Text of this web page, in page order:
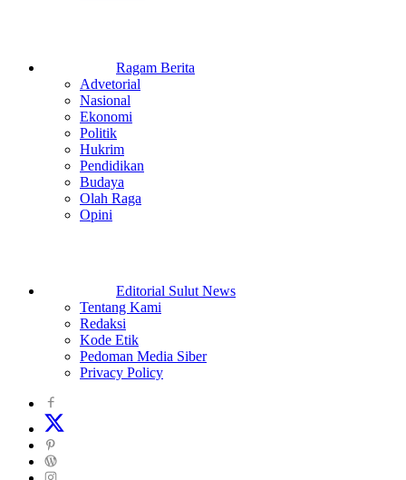
Ragam Berita
Advetorial
Nasional
Ekonomi
Politik
Hukrim
Pendidikan
Budaya
Olah Raga
Opini
Editorial Sulut News
Tentang Kami
Redaksi
Kode Etik
Pedoman Media Siber
Privacy Policy